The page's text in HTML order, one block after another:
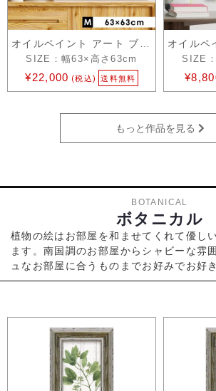
SIZE：幅63×高さ63cm
¥22,000 (税込) 送料無料
SIZE
もっと作品を見る
BOTANICAL
ボタニカル
植物の絵はお部屋を和ませてくれて優し
ます。南国調のお部屋からシャビーな雰
ュなお部屋に合うものまでお好みでお好